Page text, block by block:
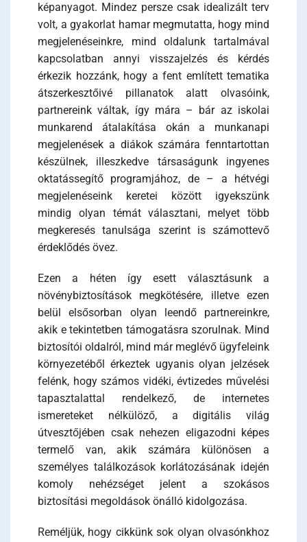
képanyagot. Mindez persze csak idealizált terv
volt, a gyakorlat hamar megmutatta, hogy mind
megjelenéseinkre, mind oldalunk tartalmával
kapcsolatban annyi visszajelzés és kérdés
érkezik hozzánk, hogy a fent említett tematika
átszerkesztőivé pillanatok alatt olvasóink,
partnereink váltak, így mára – bár az iskolai
munkarend átalakítása okán a munkanapi
megjelenések a diákok számára fenntartottan
készülnek, illeszkedve társaságunk ingyenes
oktatássegítő programjához, de – a hétvégi
megjelenéseink keretei között igyekszünk
mindig olyan témát választani, melyet több
megkeresés tanulsága szerint is számottevő
érdeklődés övez.
Ezen a héten így esett választásunk a
növénybiztosítások megkötésére, illetve ezen
belül elsősorban olyan leendő partnereinkre,
akik e tekintetben támogatásra szorulnak. Mind
biztosítói oldalról, mind már meglévő ügyfeleink
környezetéből érkeztek ugyanis olyan jelzések
felénk, hogy számos vidéki, évtizedes művelési
tapasztalattal rendelkező, de internetes
ismereteket nélkülöző, a digitális világ
útvesztőjében csak nehezen eligazodni képes
termelő van, akik számára különösen a
személyes találkozások korlátozásának idején
komoly nehézséget jelent a szokásos
biztosítási megoldások önálló kidolgozása.
Reméljük, hogy cikkünk sok olyan olvasónkhoz